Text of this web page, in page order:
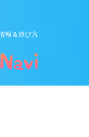
報＆遊び方